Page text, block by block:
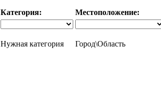
Категория: Местоположение:
Нужная категория Город\Область